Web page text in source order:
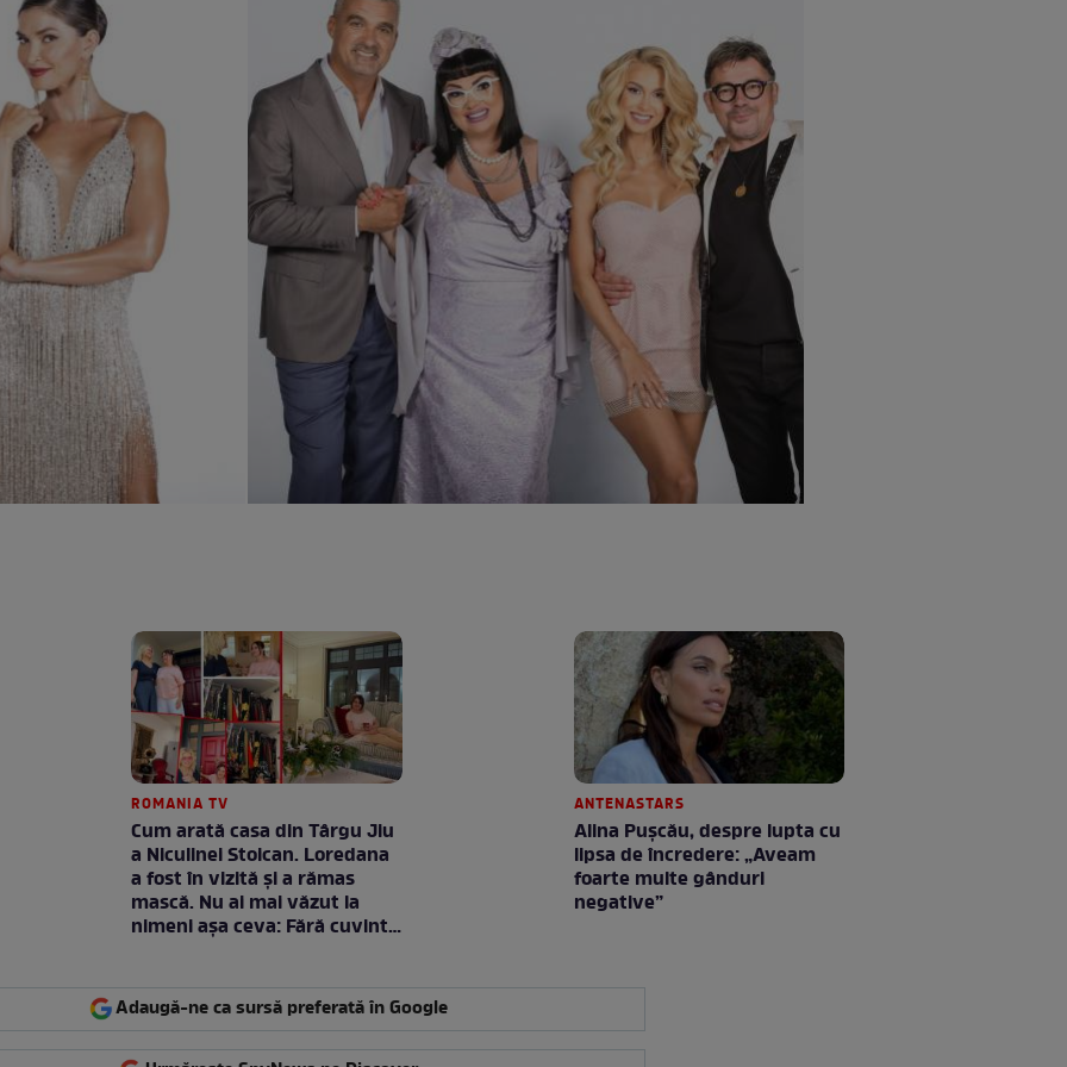
ROMANIA TV
Cum arată casa din Târgu Jiu
a Niculinei Stoican. Loredana
a fost în vizită și a rămas
mască. Nu ai mai văzut la
nimeni așa ceva: Fără cuvinte
ANTENASTARS
Alina Pușcău, despre lupta cu
lipsa de încredere: „Aveam
foarte multe gânduri
negative”
Adaugă-ne ca sursă preferată în Google